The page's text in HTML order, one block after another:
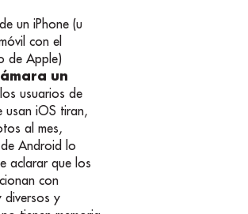
un iPhone (u
con el
de Apple)
un
usuarios de
usan iOS tiran,
al mes,
Android lo
aclarar que los
con
diversos y